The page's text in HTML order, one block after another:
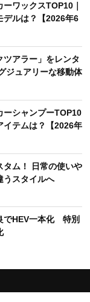
ワックスTOP10｜
デルは？【2026年6
アラー」をレンタ
ジュアリーな移動体
ーシャンプーTOP10
イテムは？【2026年
タム！ 日常の使いや
うスタイルへ
でHEV一本化 特別